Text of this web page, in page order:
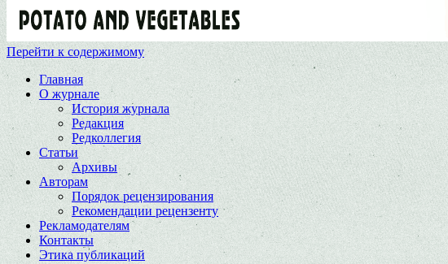
Перейти к содержимому
Главная
О журнале
История журнала
Редакция
Редколлегия
Статьи
Архивы
Авторам
Порядок рецензирования
Рекомендации рецензенту
Рекламодателям
Контакты
Этика публикаций